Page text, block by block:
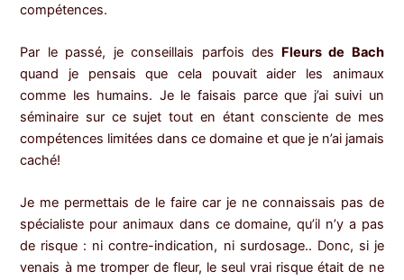
compétences.
Par le passé, je conseillais parfois des Fleurs de Bach
quand je pensais que cela pouvait aider les animaux
comme les humains. Je le faisais parce que j’ai suivi un
séminaire sur ce sujet tout en étant consciente de mes
compétences limitées dans ce domaine et que je n’ai jamais
caché!
Je me permettais de le faire car je ne connaissais pas de
spécialiste pour animaux dans ce domaine, qu’il n’y a pas
de risque : ni contre-indication, ni surdosage.. Donc, si je
venais à me tromper de fleur, le seul vrai risque était de ne